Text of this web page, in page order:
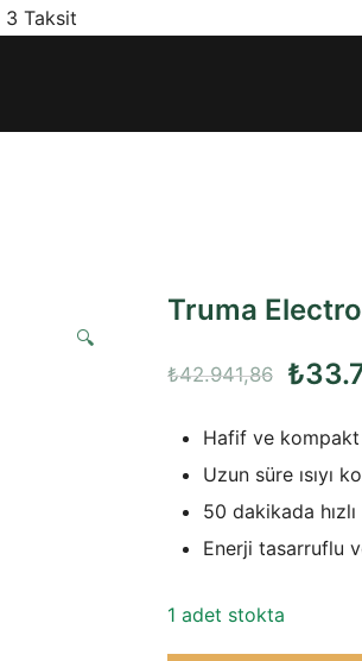
Taksit
🔍
Truma
₺42.941,86 ₺
Hafif ve kompakt
Uzun süre ısıyı
50 dakikada hızlı
Enerji tasarruflu
1 adet stokta